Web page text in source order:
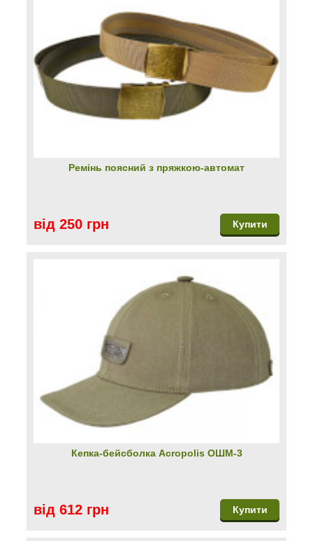
Ремінь поясний з пряжкою-автомат
від 250 грн Купити
Кепка-бейсболка Acropolis ОШМ-3
від 612 грн Купити